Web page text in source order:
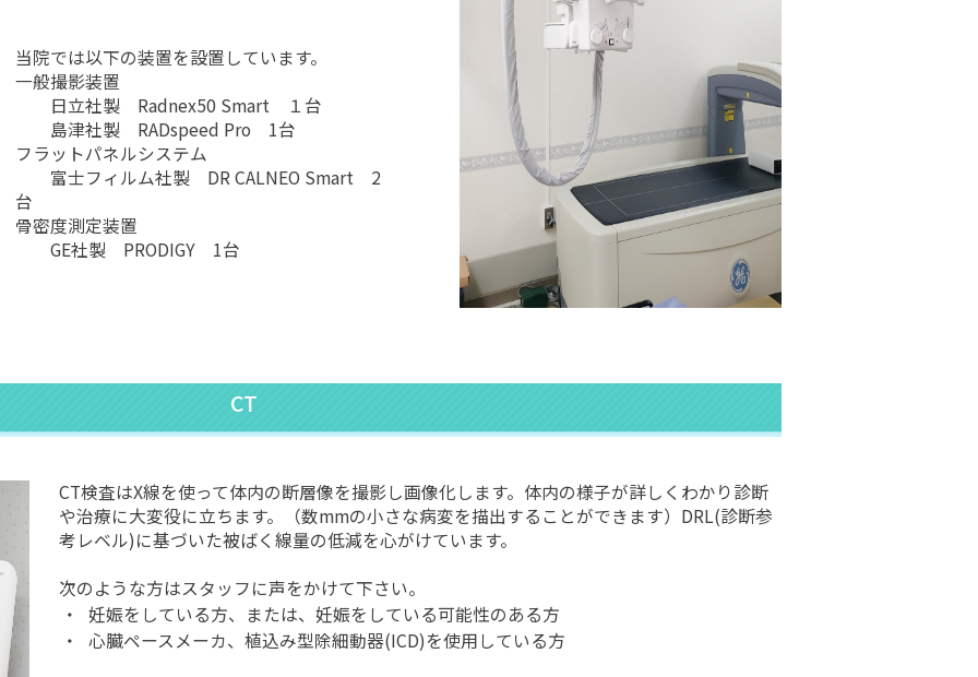
当院では以下の装置を設置しています。
一般撮影装置
日立社製 Radnex50 Smart １台
島津社製 RADspeed Pro 1台
フラットパネルシステム
富士フィルム社製 DR CALNEO Smart 2
台
骨密度測定装置
GE社製 PRODIGY 1台
CT
CT検査はX線を使って体内の断層像を撮影し画像化します。体内の様子が詳しくわかり診断
や治療に大変役に立ちます。（数mmの小さな病変を描出することができます）DRL(診断参
考レベル)に基づいた被ばく線量の低減を心がけています。
次のような方はスタッフに声をかけて下さい。
・
妊娠をしている方、または、妊娠をしている可能性のある方
・
心臓ペースメーカ、植込み型除細動器(ICD)を使用している方